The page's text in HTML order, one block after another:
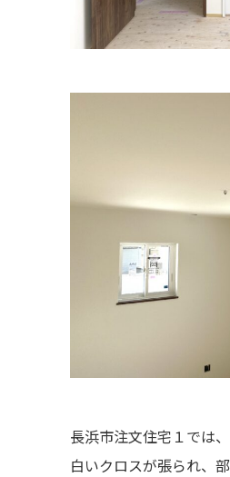
長浜市注文住宅１では
白いクロスが張られ、